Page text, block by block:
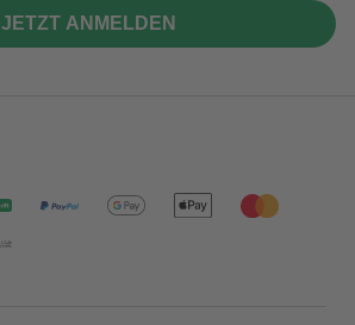
JETZT ANMELDEN